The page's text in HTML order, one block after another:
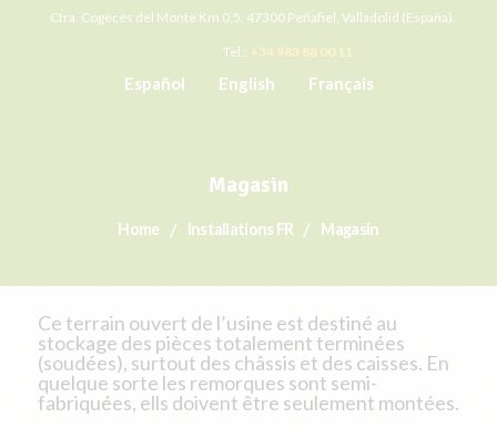
Ctra. Cogeces del Monte Km 0,5. 47300 Peñafiel, Valladolid (España).
Tel.: +34 983 88 00 11
Español English Français
Magasin
Home Installations FR Magasin
Ce terrain ouvert de l’usine est destiné au
stockage des pièces totalement terminées
(soudées), surtout des châssis et des caisses. En
quelque sorte les remorques sont semi-
fabriquées, ells doivent être seulement montées.